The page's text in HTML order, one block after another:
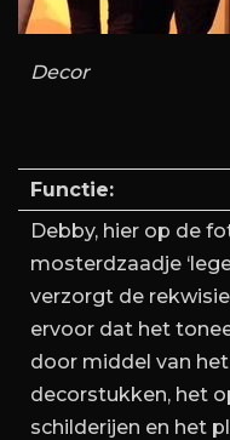
Decor
Functie:
Debby, hier op de
mosterdzaadje
verzorgt de
ervoor dat het
door middel van
decorstukken, het
schilderijen en het